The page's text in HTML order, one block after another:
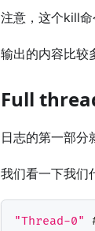
注意，这个kill命
输出的内容比较
Full
日志的第一部分
我们看一下我们
"Thread-0"